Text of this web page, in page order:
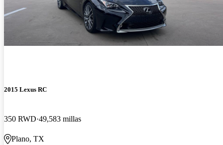
2015 Lexus RC
350 RWD 49,583 millas
Plano, TX